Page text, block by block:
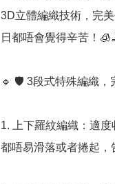
3D立體編織技術，完
日都唔會覺得辛苦！
🔹 🛡️ 3段式特殊編織，
1. 上下羅紋編織：適
都唔易滑落或者捲起，